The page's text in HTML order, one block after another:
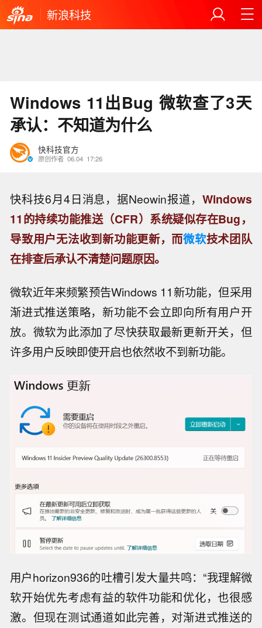
新浪科技
Windows 11出Bug 微软查了3天
承认：不知道为什么
快科技官方
原创作者 06.04 17:26
快科技6月4日消息，据Neowin报道， Windows
11的持续功能推送（CFR）系统疑似存在Bug，
导致用户无法收到新功能更新，而微软技术团队
在排查后承认不清楚问题原因。
微软近年来频繁预告Windows 11新功能，但采用
渐进式推送策略，新功能不会立即向所有用户开
放。微软为此添加了尽快获取最新更新开关，但
许多用户反映即使开启也依然收不到新功能。
用户horizon936的吐槽引发大量共鸣：“我理解微
软开始优先考虑有益的软件功能和优化，也很感
激。但现在测试通道如此完善，对渐进式推送的